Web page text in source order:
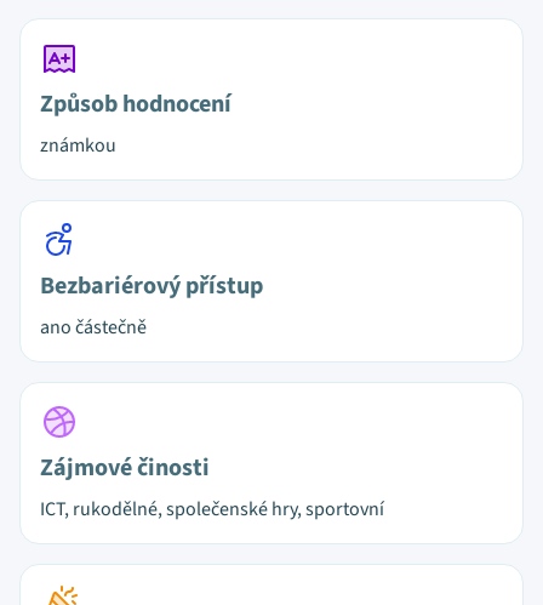
Způsob hodnocení
známkou
Bezbariérový přístup
ano částečně
Zájmové činosti
ICT, rukodělné, společenské hry, sportovní